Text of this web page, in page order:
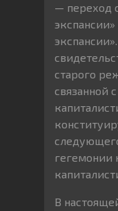
— переход
старого
связанной
гегемонии
В